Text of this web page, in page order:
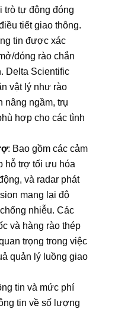
trò tự động đóng
tiết giao thông.
tin được xác
đóng rào chắn
Delta Scientific
vật lý như rào
nâng ngầm, trụ
hợp cho các tình
: Bao gồm các cảm
hỗ trợ tối ưu hóa
và radar phát
mang lại độ
nhiễu. Các
và hàng rào thép
trọng trong việc
quản lý luồng giao
tin và mức phí
tin về số lượng